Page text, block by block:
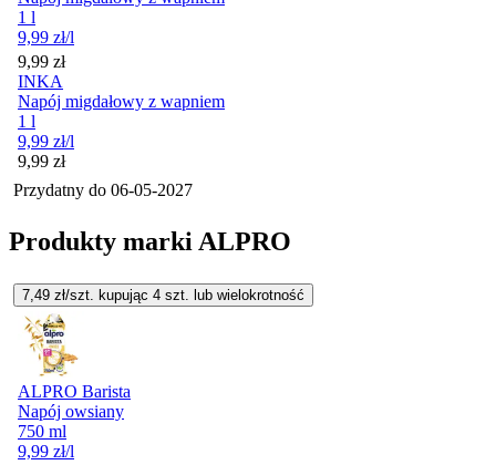
1 l
9,99 zł/l
Cena
9,99 zł
INKA
Napój migdałowy z wapniem
1 l
9,99 zł/l
Cena
9,99 zł
Przydatny do 06-05-2027
Produkty marki ALPRO
7,49 zł/szt. kupując 4 szt. lub wielokrotność
ALPRO Barista
Napój owsiany
750 ml
9,99 zł/l